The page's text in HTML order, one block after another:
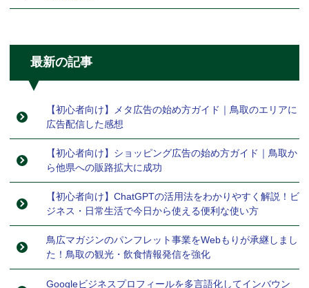
最新の記事
【初心者向け】メタ広告の始め方ガイド｜鳥取のエリアに
広告配信した感想
【初心者向け】ショッピング広告の始め方ガイド｜鳥取か
ら他県への販路拡大に成功
【初心者向け】ChatGPTの活用法をわかりやすく解説！ビ
ジネス・日常生活で今日から使える便利な使い方
鳥広マガジンのパンフレット事業をWebもりが承継しまし
た！鳥取の観光・飲食情報発信を強化
Googleビジネスプロフィールを多言語化してインバウン